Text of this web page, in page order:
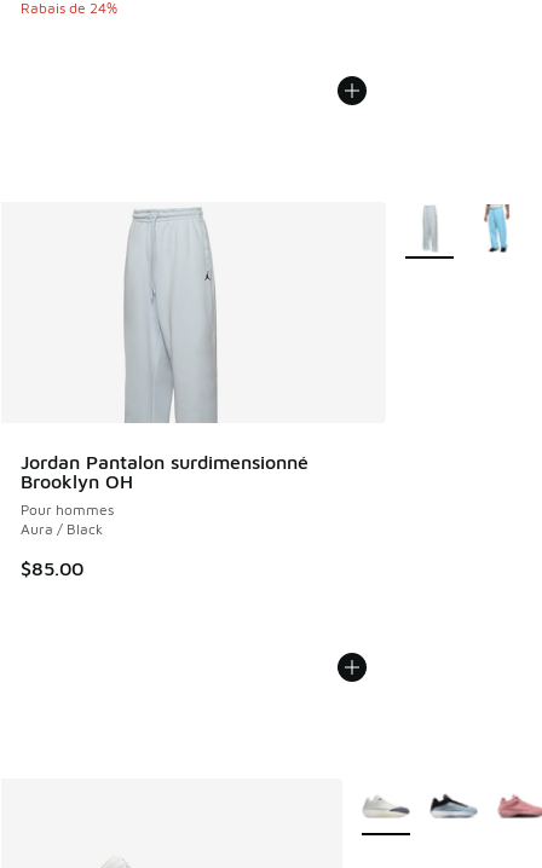
Rabais de 24%
Jordan Pantalon surdimensionné
Brooklyn OH
Pour hommes
Aura / Black
$85.00
Plus de couleurs
Plus de couleurs